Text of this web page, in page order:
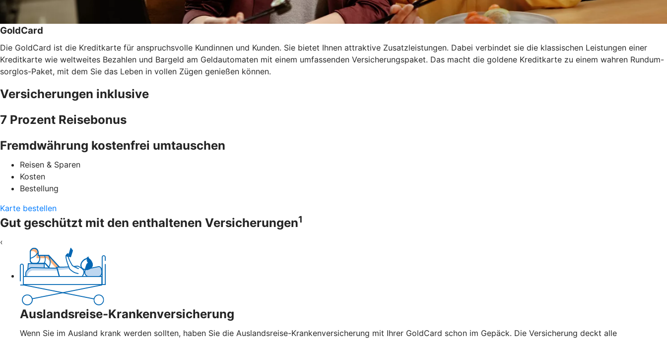
GoldCard
Die GoldCard ist die Kreditkarte für anspruchsvolle Kundinnen und Kunden. Sie bietet Ihnen attraktive Zusatzleistungen. Dabei verbindet sie die klassischen Leistungen einer
Kreditkarte wie weltweites Bezahlen und Bargeld am Geldautomaten mit einem umfassenden Versicherungspaket. Das macht die goldene Kreditkarte zu einem wahren Rundum-
sorglos-Paket, mit dem Sie das Leben in vollen Zügen genießen können.
Versicherungen inklusive
7 Prozent Reisebonus
Fremdwährung kostenfrei umtauschen
Reisen & Sparen
Kosten
Bestellung
Karte bestellen
Gut geschützt mit den enthaltenen Versicherungen1
‹
Auslandsreise-Krankenversicherung
Wenn Sie im Ausland krank werden sollten, haben Sie die Auslandsreise-Krankenversicherung mit Ihrer GoldCard schon im Gepäck. Die Versicherung deckt alle